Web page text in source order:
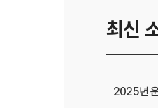
최신
2025년